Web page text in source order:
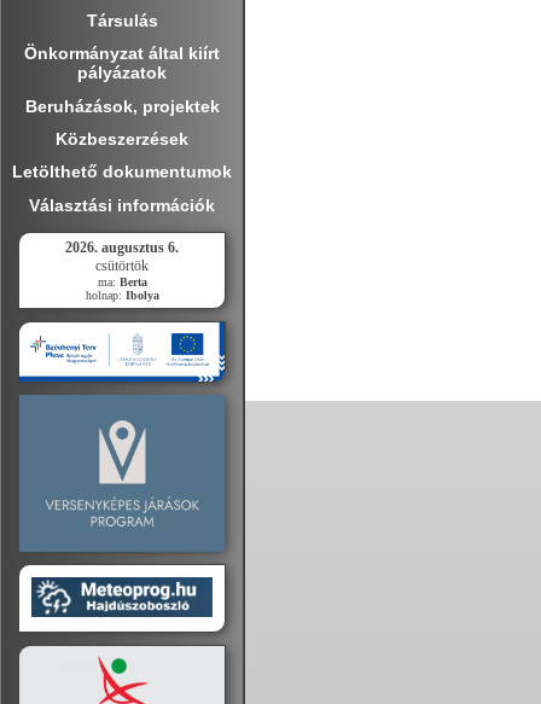
Társulás
Önkormányzat által kiírt
pályázatok
Beruházások, projektek
Közbeszerzések
Letölthető dokumentumok
Választási információk
2026. augusztus 6.
csütörtök
ma: Berta
holnap: Ibolya